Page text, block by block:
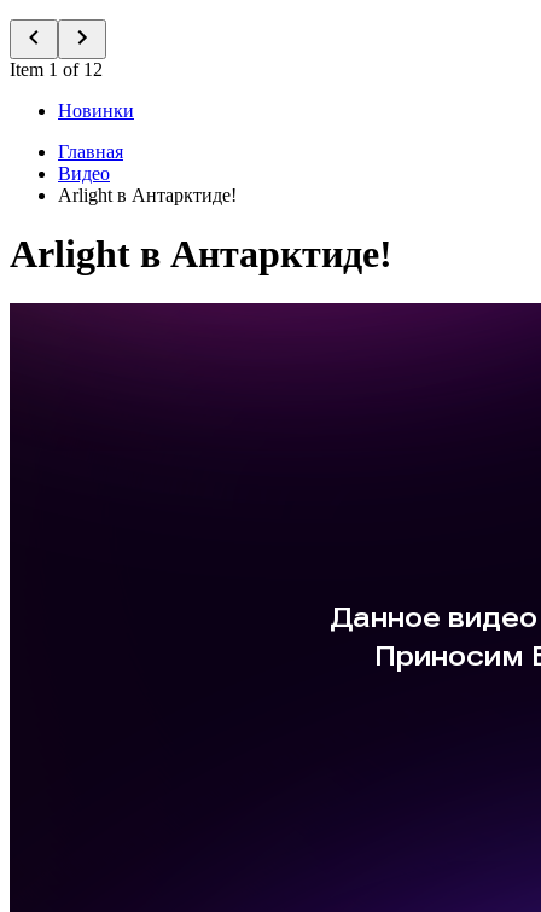
Item 1 of 12
Новинки
Главная
Видео
Arlight в Антарктиде!
Arlight в Антарктиде!